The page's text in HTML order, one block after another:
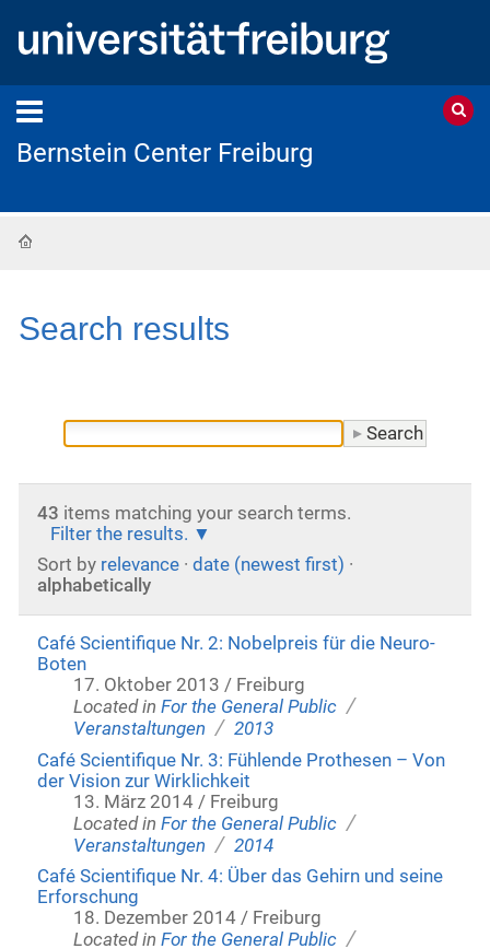
Bernstein Center Freiburg
Search results
43 items matching your search terms.
Filter the results.
Sort by relevance · date (newest first) ·
alphabetically
Café Scientifique Nr. 2: Nobelpreis für die Neuro-
Boten
17. Oktober 2013 / Freiburg
Located inFor the General Public /
Veranstaltungen / 2013
Café Scientifique Nr. 3: Fühlende Prothesen – Von
der Vision zur Wirklichkeit
13. März 2014 / Freiburg
Located inFor the General Public /
Veranstaltungen / 2014
Café Scientifique Nr. 4: Über das Gehirn und seine
Erforschung
18. Dezember 2014 / Freiburg
Located inFor the General Public /